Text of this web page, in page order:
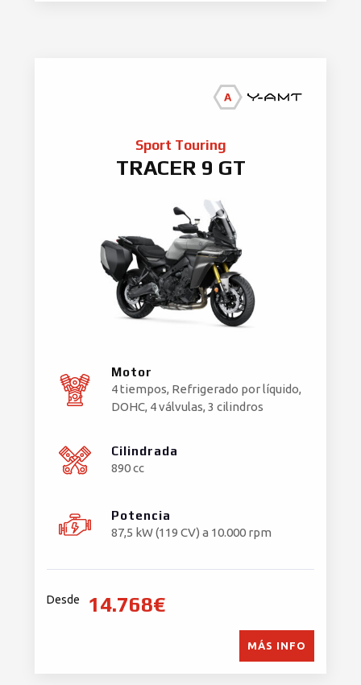
Sport Touring
TRACER 9 GT
Motor
4 tiempos, Refrigerado por líquido,
DOHC, 4 válvulas, 3 cilindros
Cilindrada
890 cc
Potencia
87,5 kW (119 CV) a 10.000 rpm
Desde 14.768€
MÁS INFO